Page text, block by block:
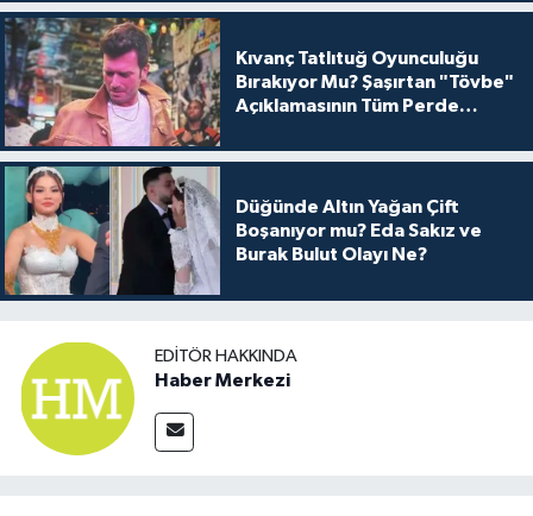
Kıvanç Tatlıtuğ Oyunculuğu
Bırakıyor Mu? Şaşırtan "Tövbe"
Açıklamasının Tüm Perde
Düğünde Altın Yağan Çift
Boşanıyor mu? Eda Sakız ve
Burak Bulut Olayı Ne?
EDITÖR HAKKINDA
Haber Merkezi